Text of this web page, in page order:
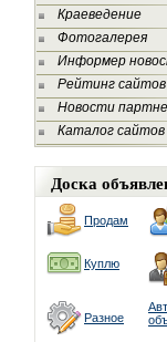
Краеведение
Фотогалерея
Информер
Рейтинг сайтов
Новости
Каталог сайтов
Доска
Продам
Куплю
Разное